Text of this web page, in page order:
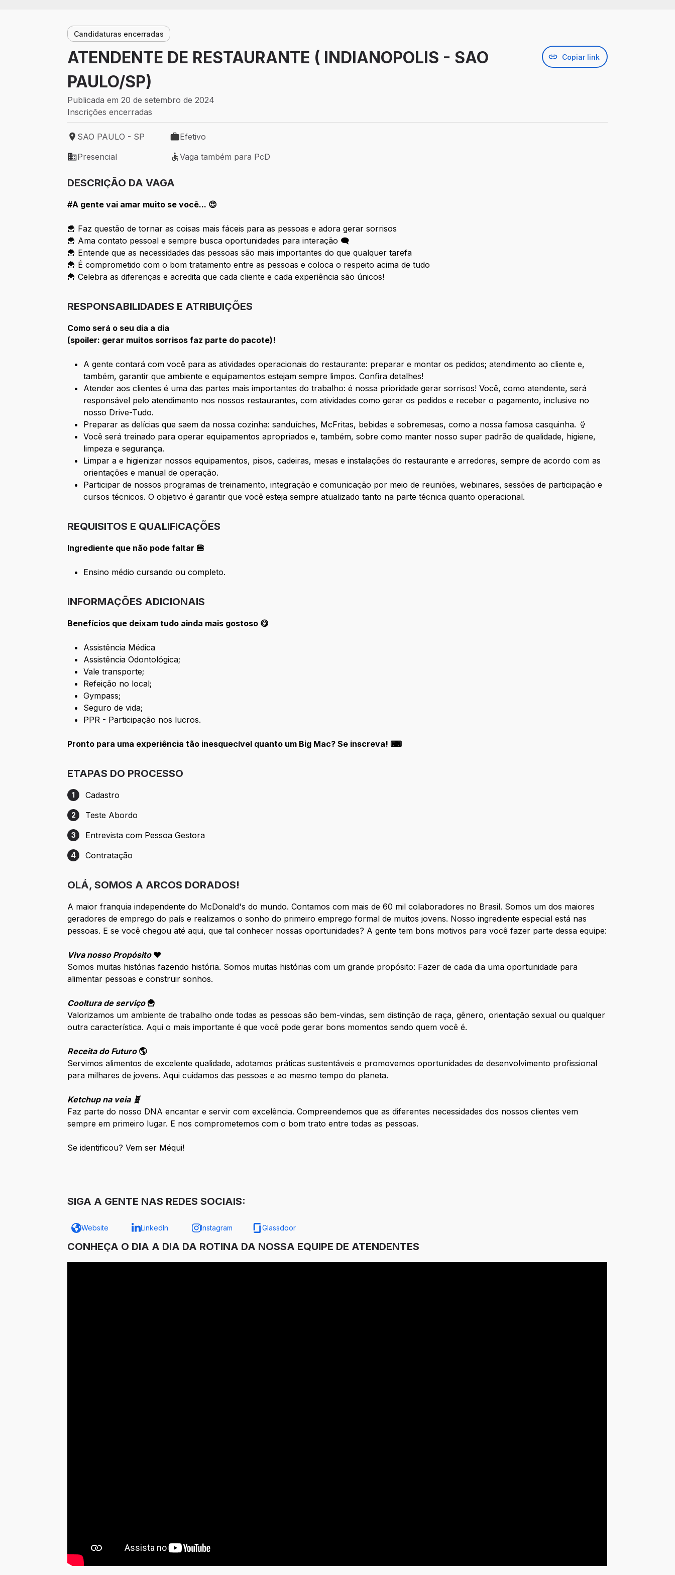
Candidaturas encerradas
ATENDENTE DE RESTAURANTE ( INDIANOPOLIS - SAO
PAULO/SP)
Copiar link
Publicada em 20 de setembro de 2024
Inscrições encerradas
Local de trabalho: SAO PAULO - SP
SAO PAULO - SP
Tipo de vaga: Efetivo
Efetivo
Modelo de trabalho: Presencial
Presencial
Vaga também para PcD
Vaga também para PcD
DESCRIÇÃO DA VAGA
#A gente vai amar muito se você... 😍
🍟 Faz questão de tornar as coisas mais fáceis para as pessoas e adora gerar sorrisos
🍟 Ama contato pessoal e sempre busca oportunidades para interação 🗨
🍟 Entende que as necessidades das pessoas são mais importantes do que qualquer tarefa
🍟 É comprometido com o bom tratamento entre as pessoas e coloca o respeito acima de tudo
🍟 Celebra as diferenças e acredita que cada cliente e cada experiência são únicos!
RESPONSABILIDADES E ATRIBUIÇÕES
Como será o seu dia a dia
(spoiler: gerar muitos sorrisos faz parte do pacote)!
A gente contará com você para as atividades operacionais do restaurante: preparar e montar os pedidos; atendimento ao cliente e,
também, garantir que ambiente e equipamentos estejam sempre limpos. Confira detalhes!
Atender aos clientes é uma das partes mais importantes do trabalho: é nossa prioridade gerar sorrisos! Você, como atendente, será
responsável pelo atendimento nos nossos restaurantes, com atividades como gerar os pedidos e receber o pagamento, inclusive no
nosso Drive-Tudo.
Preparar as delícias que saem da nossa cozinha: sanduíches, McFritas, bebidas e sobremesas, como a nossa famosa casquinha. 🍦
Você será treinado para operar equipamentos apropriados e, também, sobre como manter nosso super padrão de qualidade, higiene,
limpeza e segurança.
Limpar a e higienizar nossos equipamentos, pisos, cadeiras, mesas e instalações do restaurante e arredores, sempre de acordo com as
orientações e manual de operação.
Participar de nossos programas de treinamento, integração e comunicação por meio de reuniões, webinares, sessões de participação e
cursos técnicos. O objetivo é garantir que você esteja sempre atualizado tanto na parte técnica quanto operacional.
REQUISITOS E QUALIFICAÇÕES
Ingrediente que não pode faltar 🍔
Ensino médio cursando ou completo.
INFORMAÇÕES ADICIONAIS
Benefícios que deixam tudo ainda mais gostoso 😋
Assistência Médica
Assistência Odontológica;
Vale transporte;
Refeição no local;
Gympass;
Seguro de vida;
PPR - Participação nos lucros.
Pronto para uma experiência tão inesquecível quanto um Big Mac? Se inscreva! ⌨
ETAPAS DO PROCESSO
Etapa 1: Cadastro
1 Cadastro
Etapa 2: Teste Abordo
2 Teste Abordo
Etapa 3: Entrevista com Pessoa Gestora
3 Entrevista com Pessoa Gestora
Etapa 4: Contratação
4 Contratação
OLÁ, SOMOS A ARCOS DORADOS!
A maior franquia independente do McDonald's do mundo. Contamos com mais de 60 mil colaboradores no Brasil. Somos um dos maiores
geradores de emprego do país e realizamos o sonho do primeiro emprego formal de muitos jovens. Nosso ingrediente especial está nas
pessoas. E se você chegou até aqui, que tal conhecer nossas oportunidades? A gente tem bons motivos para você fazer parte dessa equipe:
Viva nosso Propósito ❤️
Somos muitas histórias fazendo história. Somos muitas histórias com um grande propósito: Fazer de cada dia uma oportunidade para
alimentar pessoas e construir sonhos.
Cooltura de serviço 🍟
Valorizamos um ambiente de trabalho onde todas as pessoas são bem-vindas, sem distinção de raça, gênero, orientação sexual ou qualquer
outra característica. Aqui o mais importante é que você pode gerar bons momentos sendo quem você é.
Receita do Futuro 🌎
Servimos alimentos de excelente qualidade, adotamos práticas sustentáveis e promovemos oportunidades de desenvolvimento profissional
para milhares de jovens. Aqui cuidamos das pessoas e ao mesmo tempo do planeta.
Ketchup na veia 🧬
Faz parte do nosso DNA encantar e servir com excelência. Compreendemos que as diferentes necessidades dos nossos clientes vem
sempre em primeiro lugar. E nos comprometemos com o bom trato entre todas as pessoas.
Se identificou? Vem ser Méqui!
SIGA A GENTE NAS REDES SOCIAIS:
Website LinkedIn Instagram Glassdoor
CONHEÇA O DIA A DIA DA ROTINA DA NOSSA EQUIPE DE ATENDENTES